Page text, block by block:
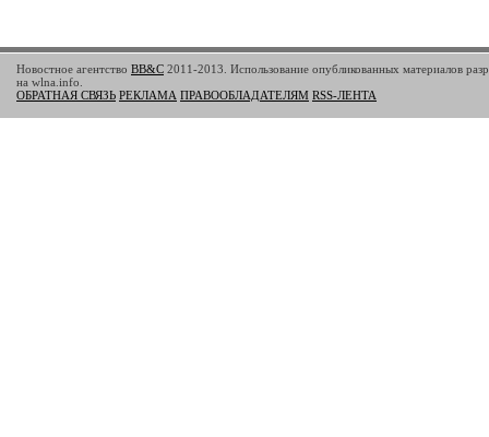
Новостное агентство BB&C 2011-2013. Использование опубликованных материалов
на wlna.info.
ОБРАТНАЯ СВЯЗЬ РЕКЛАМА ПРАВООБЛАДАТЕЛЯМ RSS-ЛЕНТА